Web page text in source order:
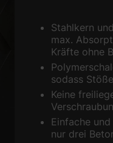
Stahlkern
max.
Kräfte ohne
sodass
Keine
Einfache
nur drei
Datenschutzeinstellungen
Essenziell (1)
Essenzielle Cookies
die einwandfreie Funktion
Cookie-
Statistiken (1)
Statistik Cookies erfassen